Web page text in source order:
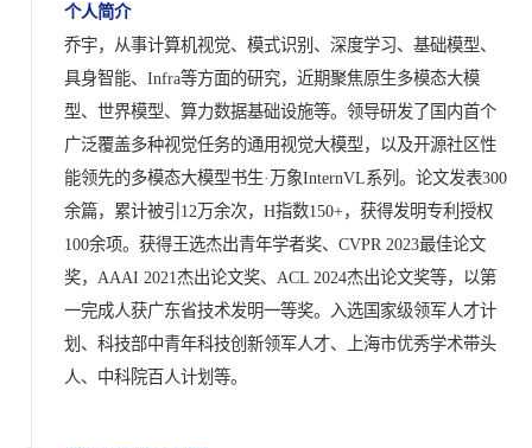
个人简介
乔宇，从事计算机视觉、模式识别、深度学习、基础模型、
具身智能、Infra等方面的研究，近期聚焦原生多模态大模
型、世界模型、算力数据基础设施等。领导研发了国内首个
广泛覆盖多种视觉任务的通用视觉大模型，以及开源社区性
能领先的多模态大模型书生·万象InternVL系列。论文发表300
余篇，累计被引12万余次，H指数150+，获得发明专利授权
100余项。获得王选杰出青年学者奖、CVPR 2023最佳论文
奖，AAAI 2021杰出论文奖、ACL 2024杰出论文奖等，以第
一完成人获广东省技术发明一等奖。入选国家级领军人才计
划、科技部中青年科技创新领军人才、上海市优秀学术带头
人、中科院百人计划等。